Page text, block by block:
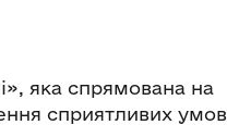
яка спрямована на
сприятливих умов